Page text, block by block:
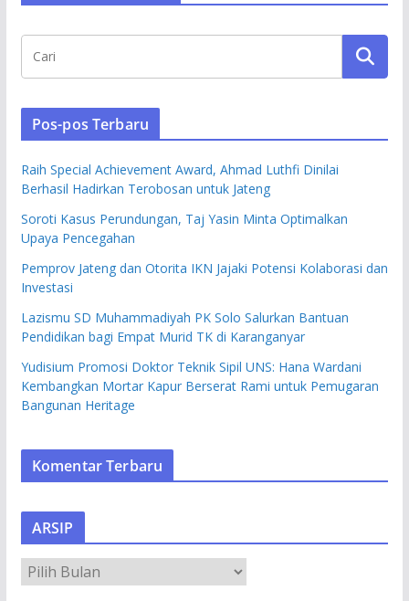
Pos-pos Terbaru
Raih Special Achievement Award, Ahmad Luthfi Dinilai
Berhasil Hadirkan Terobosan untuk Jateng
Soroti Kasus Perundungan, Taj Yasin Minta Optimalkan
Upaya Pencegahan
Pemprov Jateng dan Otorita IKN Jajaki Potensi Kolaborasi dan
Investasi
Lazismu SD Muhammadiyah PK Solo Salurkan Bantuan
Pendidikan bagi Empat Murid TK di Karanganyar
Yudisium Promosi Doktor Teknik Sipil UNS: Hana Wardani
Kembangkan Mortar Kapur Berserat Rami untuk Pemugaran
Bangunan Heritage
Komentar Terbaru
ARSIP
R